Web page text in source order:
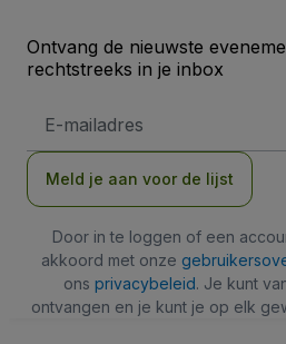
Ontvang de nieuwste
rechtstreeks in je inbox
mailadres
Meld je aan voor de lijst
Door in te loggen of een
akkoord met onze
ons privacybeleid. Je kunt
ontvangen en je kunt je op elk